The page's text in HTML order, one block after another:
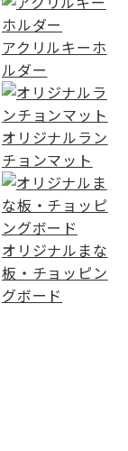
アクリルキーホ
ルダー
オリジナルラン
チョンマット
オリジナルまな
板・チョッピン
グボード